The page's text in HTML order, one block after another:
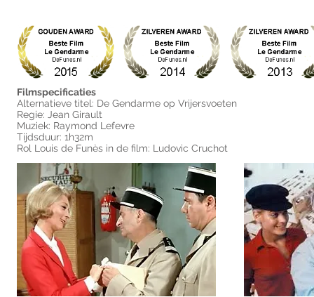
Filmspecificaties
Alternatieve titel: De Gendarme op Vrijersvoeten
Regie: Jean Girault
Muziek: Raymond Lefevre
Tijdsduur: 1h32m
Rol Louis de Funès in de film: Ludovic Cruchot